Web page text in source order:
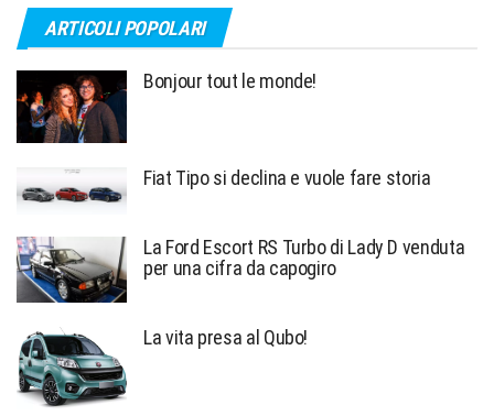
ARTICOLI POPOLARI
Bonjour tout le monde!
Fiat Tipo si declina e vuole fare storia
La Ford Escort RS Turbo di Lady D venduta
per una cifra da capogiro
La vita presa al Qubo!